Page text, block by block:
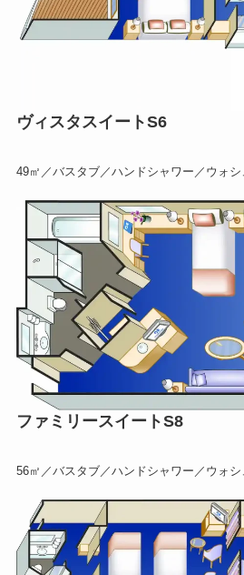
ヴィスタスイートS6
49㎡／バスタブ／ハンドシャワー／ウォシ
ファミリースイートS8
56㎡／バスタブ／ハンドシャワー／ウォシ